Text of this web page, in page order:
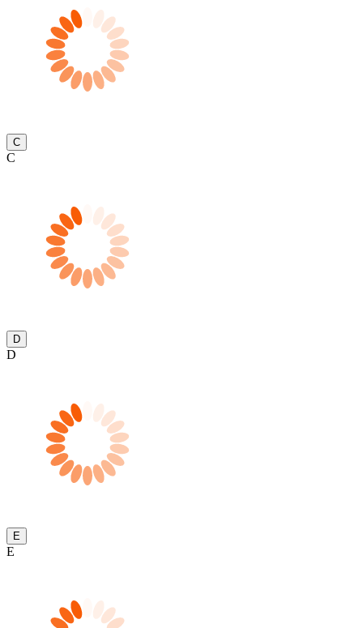
C
C
D
D
E
E